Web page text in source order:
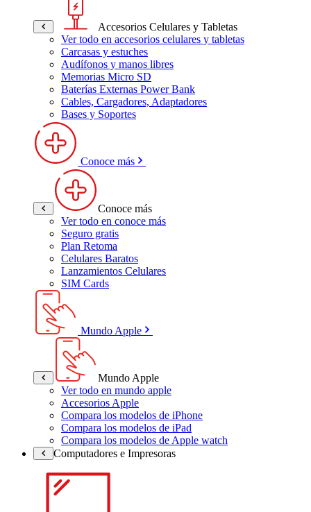
Accesorios Celulares y Tabletas
Ver todo en accesorios celulares y tabletas
Carcasas y estuches
Audífonos y manos libres
Memorias Micro SD
Baterías Externas Power Bank
Cables, Cargadores, Adaptadores
Bases y Soportes
Conoce más
Conoce más
Ver todo en conoce más
Seguro gratis
Plan Retoma
Celulares Baratos
Lanzamientos Celulares
SIM Cards
Mundo Apple
Mundo Apple
Ver todo en mundo apple
Accesorios Apple
Compara los modelos de iPhone
Compara los modelos de iPad
Compara los modelos de Apple watch
Computadores e Impresoras